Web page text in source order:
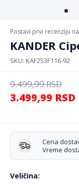
Postavi prvi recenziju
KANDER
SKU KAF253F116-92
9.499,99RSD
3.499,99 RSD
Cena
Vreme
Veličina